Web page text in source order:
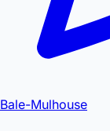
Bale-Mulhouse